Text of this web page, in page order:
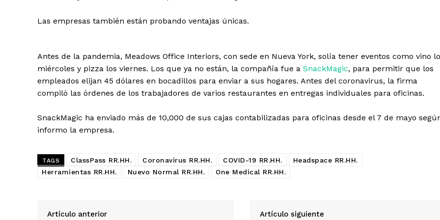
Las empresas también están probando ventajas únicas.
Antes de la pandemia, Meadows Office Interiors, con sede en Nueva York, solía tener eventos como vino
miércoles y pizza los viernes. Los que ya no están, la compañía fue a SnackMagic, para permitir que los
empleados elijan 45 dólares en bocadillos para enviar a sus hogares. Antes del coronavirus, la firma
compiló las órdenes de los trabajadores de varios restaurantes en entregas individuales para oficinas.
SnackMagic ha enviado más de 10,000 de sus cajas contabilizadas para oficinas desde el 7 de mayo
informo la empresa.
TAGS ClassPass RR.HH. Coronavirus RR.HH. COVID-19 RR.HH.
Headspace RR.HH.
Herramientas RR.HH.
Nuevo Normal RR.HH. One Medical RR.HH.
Artículo anterior Artículo siguiente